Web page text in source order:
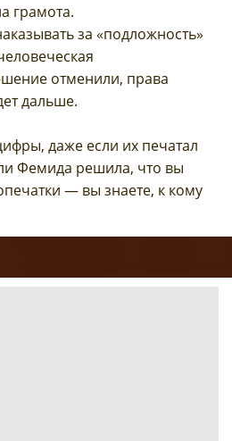
грамота.
за «подложность»
отменили, права
дальше.
даже если их печатал
Фемида решила, что вы
— вы знаете, к кому